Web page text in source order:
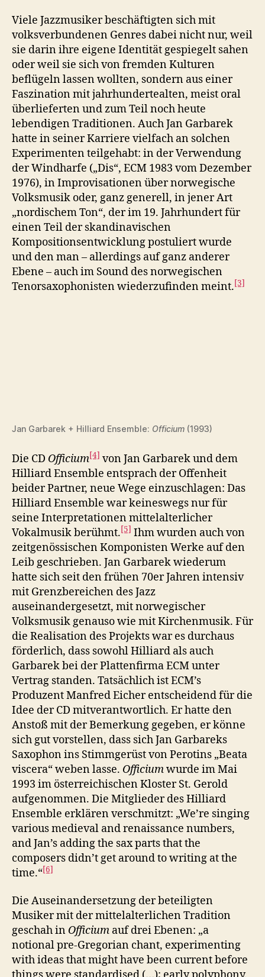
Viele Jazzmusiker beschäftigten sich mit
volksverbundenen Genres dabei nicht nur, weil
sie darin ihre eigene Identität gespiegelt sahen
oder weil sie sich von fremden Kulturen
beflügeln lassen wollten, sondern aus einer
Faszination mit jahrhundertealten, meist oral
überlieferten und zum Teil noch heute
lebendigen Traditionen. Auch Jan Garbarek
hatte in seiner Karriere vielfach an solchen
Experimenten teilgehabt: in der Verwendung
der Windharfe („Dis“, ECM 1983 vom Dezember
1976), in Improvisationen über norwegische
Volksmusik oder, ganz generell, in jener Art
„nordischem Ton“, der im 19. Jahrhundert für
einen Teil der skandinavischen
Kompositionsentwicklung postuliert wurde
und den man – allerdings auf ganz anderer
Ebene – auch im Sound des norwegischen
Tenorsaxophonisten wiederzufinden meint.[3]
Jan Garbarek + Hilliard Ensemble: Officium (1993)
Die CD Officium[4] von Jan Garbarek und dem
Hilliard Ensemble entsprach der Offenheit
beider Partner, neue Wege einzuschlagen: Das
Hilliard Ensemble war keineswegs nur für
seine Interpretationen mittelalterlicher
Vokalmusik berühmt.[5] Ihm wurden auch von
zeitgenössischen Komponisten Werke auf den
Leib geschrieben. Jan Garbarek wiederum
hatte sich seit den frühen 70er Jahren intensiv
mit Grenzbereichen des Jazz
auseinandergesetzt, mit norwegischer
Volksmusik genauso wie mit Kirchenmusik. Für
die Realisation des Projekts war es durchaus
förderlich, dass sowohl Hilliard als auch
Garbarek bei der Plattenfirma ECM unter
Vertrag standen. Tatsächlich ist ECM’s
Produzent Manfred Eicher entscheidend für die
Idee der CD mitverantwortlich. Er hatte den
Anstoß mit der Bemerkung gegeben, er könne
sich gut vorstellen, dass sich Jan Garbareks
Saxophon ins Stimmgerüst von Perotins „Beata
viscera“ weben lasse. Officiumwurde im Mai
1993 im österreichischen Kloster St. Gerold
aufgenommen. Die Mitglieder des Hilliard
Ensemble erklären verschmitzt: „We’re singing
various medieval and renaissance numbers,
and Jan’s adding the sax parts that the
composers didn’t get around to writing at the
time.“[6]
Die Auseinandersetzung der beteiligten
Musiker mit der mittelalterlichen Tradition
geschah in Officium auf drei Ebenen: „a
notional pre-Gregorian chant, experimenting
with ideas that might have been current before